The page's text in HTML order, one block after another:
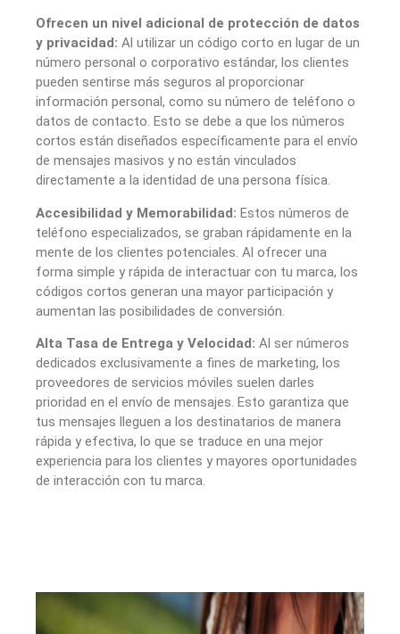
Ofrecen un nivel adicional de protección de datos
y privacidad: Al utilizar un código corto en lugar de un
número personal o corporativo estándar, los clientes
pueden sentirse más seguros al proporcionar
información personal, como su número de teléfono o
datos de contacto. Esto se debe a que los números
cortos están diseñados específicamente para el envío
de mensajes masivos y no están vinculados
directamente a la identidad de una persona física.
Accesibilidad y Memorabilidad: Estos números de
teléfono especializados, se graban rápidamente en la
mente de los clientes potenciales. Al ofrecer una
forma simple y rápida de interactuar con tu marca, los
códigos cortos generan una mayor participación y
aumentan las posibilidades de conversión.
Alta Tasa de Entrega y Velocidad: Al ser números
dedicados exclusivamente a fines de marketing, los
proveedores de servicios móviles suelen darles
prioridad en el envío de mensajes. Esto garantiza que
tus mensajes lleguen a los destinatarios de manera
rápida y efectiva, lo que se traduce en una mejor
experiencia para los clientes y mayores oportunidades
de interacción con tu marca.